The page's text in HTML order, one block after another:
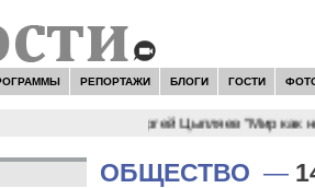
РЕПОРТАЖИ БЛОГИ ГОСТИ
Сергей Цыпляев "Мир как
ОБЩЕСТВО —